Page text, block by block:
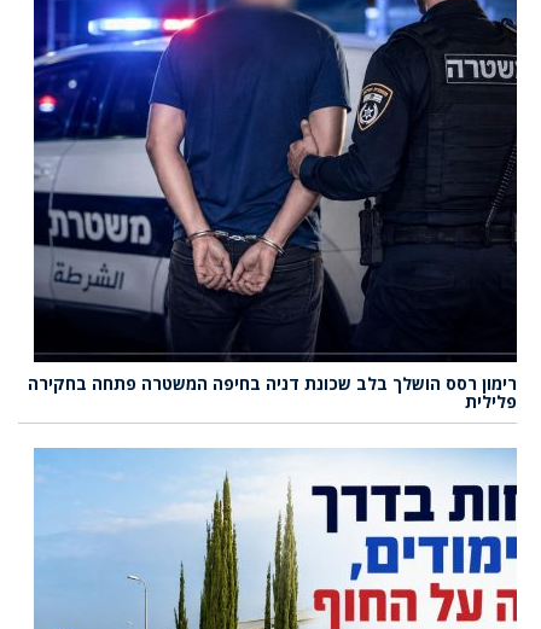
רימון רסס הושלך בלב שכונת דניה בחיפה המשטרה פתחה בחקירה
פלילית